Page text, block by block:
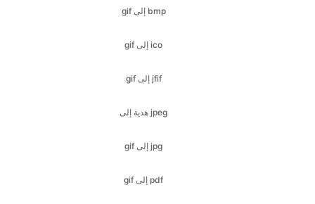
gif إلى jfif
هدية إلى jpeg
gif إلى jpg
gif إلى pdf
gif إلى png
gif إلى svg